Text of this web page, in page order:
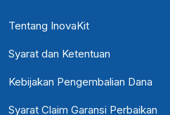
Tentang InovaKit
Syarat dan Ketentuan
Kebijakan Pengembalian Dana
Syarat Claim Garansi Perbaikan